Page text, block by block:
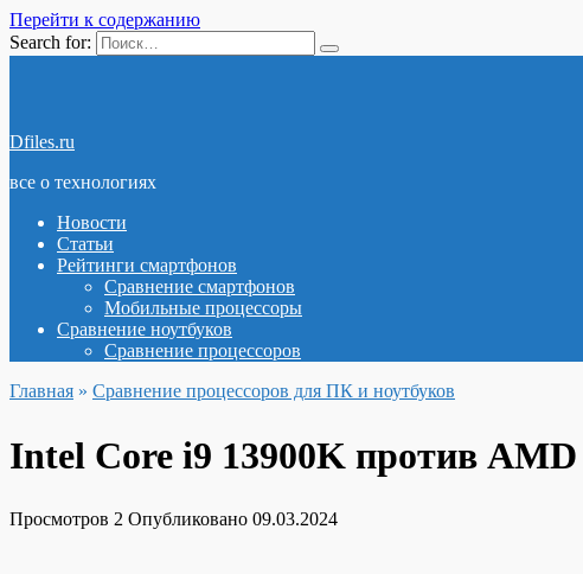
Перейти к содержанию
Search for:
Dfiles.ru
все о технологиях
Новости
Статьи
Рейтинги смартфонов
Сравнение смартфонов
Мобильные процессоры
Сравнение ноутбуков
Сравнение процессоров
Главная » Сравнение процессоров для ПК и ноутбуков
Intel Core i9 13900K против
Просмотров 2 Опубликовано 09.03.2024